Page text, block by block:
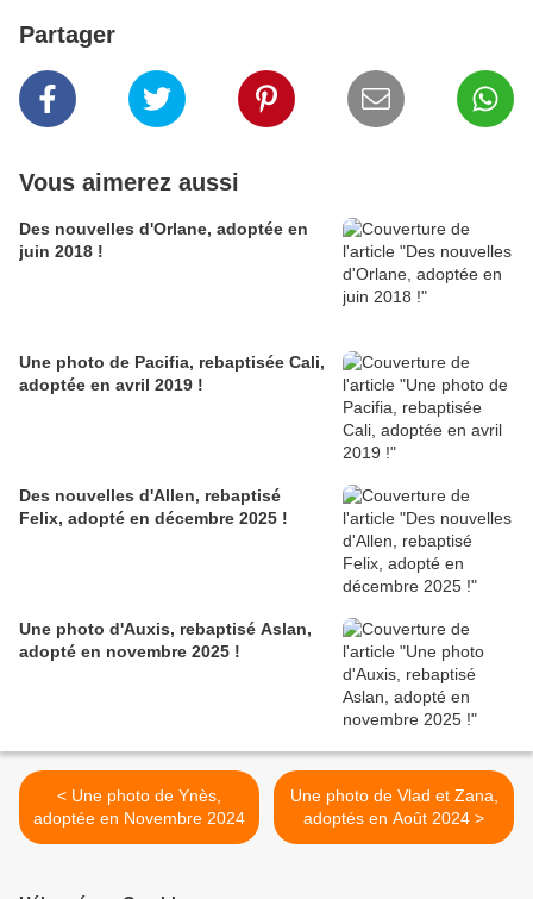
Partager
Vous aimerez aussi
Des nouvelles d'Orlane, adoptée en
juin 2018 !
Une photo de Pacifia, rebaptisée Cali,
adoptée en avril 2019 !
Des nouvelles d'Allen, rebaptisé
Felix, adopté en décembre 2025 !
Une photo d'Auxis, rebaptisé Aslan,
adopté en novembre 2025 !
< Une photo de Ynès,
adoptée en Novembre 2024
Une photo de Vlad et Zana,
adoptés en Août 2024 >